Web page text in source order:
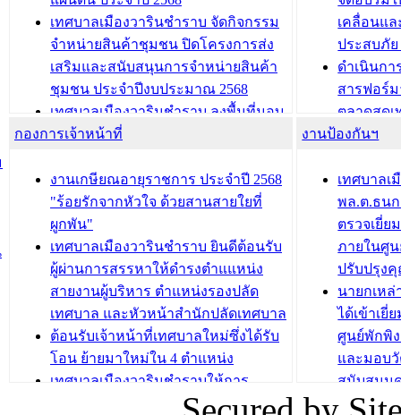
ประชุมผู้เช่าอาคารพาณิชย์ บริเวณ
ถนนเกษมสุขและถนนประทุมเทพภักดี
บทความ อื่นๆ ...
ซักซ้อมแ
ประโยช
บทความ อื่นๆ ...
เทศบาลเมืองวารินชำราบ จัดกิจกรรม
จำหน่ายสินค้าชุมชน ปิดโครงการส่ง
เสริมและสนับสนุนการจำหน่ายสินค้า
ชุมชน ประจำปีงบประมาณ 2568
เทศบาลเมืองวารินชำราบ ลงพื้นที่มอบ
น้ำดื่มแก่ผู้พักอาศัย ณ ศูนย์พักพิง
กองสวัสดิการสังคม เทศบาลเมือง
วารินชำราบ จัดโครงการอบรมอาชีพ
ระยะสั้น ประจำปี 2568 (หลักสูตรการ
ถักทอผลิตภัณฑ์จากถุงพลาสติก)
บทความ อื่นๆ ...
เคลื่อนแ
ประสบภั
ดำเนินกา
สารฟอร์
ตลาดสดเ
วารินชำร
ถนนแก่เ
เด็กเล็ก
เทศบาลเ
ปรึกษาห
วัยของอ
บทความ อื่นๆ ...
กองการเจ้าหน้าที่
งานเกษียณอายุราชการ ประจำปี 2568
"ร้อยรักจากหัวใจ ด้วยสานสายใยที่
ผูกพัน"
เทศบาลเมืองวารินชำราบ ยินดีต้อนรับ
ผู้ผ่านการสรรหาให้ดำรงตำแแหน่ง
สายงานผู้บริหาร ตำแหน่งรองปลัด
เทศบาล และหัวหน้าสำนักปลัดเทศบาล
ต้อนรับเจ้าหน้าที่เทศบาลใหม่ซึ่งได้รับ
โอน ย้ายมาใหม่ใน 4 ตำแหน่ง
เทศบาลเมืองวารินชำราบให้การ
ต้อนรับพนักงานเทศบาลผู้ผ่านการ
งานป้องกันฯ
เทศบาลเ
พล.ต.ธน
ตรวจเยี่ย
ภายในศู
ปรับปรุง
นายกเห
ได้เข้าเยี่
ศูนย์พักพิ
และมอบ
สนับสนุน
ภัยน้ำท่วม